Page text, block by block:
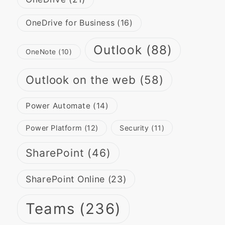
OneDrive for Business (16)
OneNote (10) Outlook (88)
Outlook on the web (58)
Power Automate (14)
Power Platform (12) Security (11)
SharePoint (46)
SharePoint Online (23)
Teams (236)